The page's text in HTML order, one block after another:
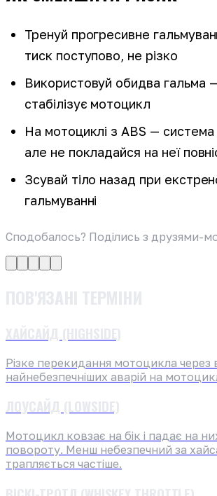
Тренуй прогресивне
тиск поступово, не різко
Використовуй обидва гальма
стабілізує мотоцикл
На мотоциклі з ABS —
але не покладайся на неї
Зсувай тіло назад при
гальмуванні
Сподобалось? Поділись з друзями-
Різке перекидання мотоцикла через
найнебезпечніших аварій на
Мотоцикл ковзає на бік і падає на
повороту. Менш небезпечний за
трапляється частіше.